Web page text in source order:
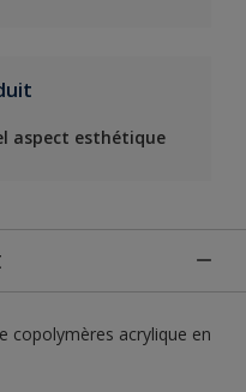
aspect esthétique
copolymères acrylique en